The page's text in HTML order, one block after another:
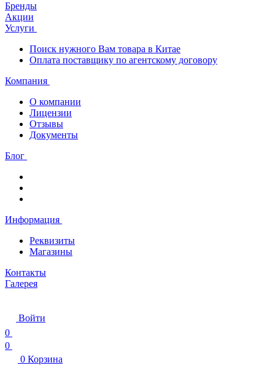
Бренды
Акции
Услуги
Поиск нужного Вам товара в Китае
Оплата поставщику по агентскому договору
Компания
О компании
Лицензии
Отзывы
Документы
Блог
Информация
Реквизиты
Магазины
Контакты
Галерея
Войти
0
0
0 Корзина